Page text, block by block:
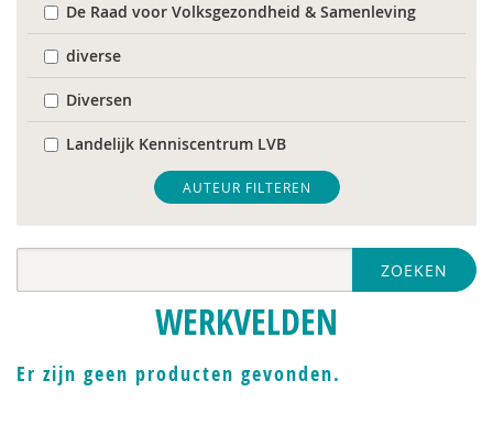
De Raad voor Volksgezondheid & Samenleving
diverse
Diversen
Landelijk Kenniscentrum LVB
Mariëlle Bruning
Mentale gezondheidsnetwerken
Nederlandse Sportalliantie m.m.v. Stichting
Vreedzaam
VGN
AUTEUR FILTEREN
ZOEKEN
WERKVELDEN
Er zijn geen producten gevonden.